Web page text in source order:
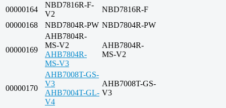
00000164
NBD7816R-F-
V2
NBD7816R-F
00000168
NBD7804R-PW NBD7804R-PW
00000169
AHB7804R-
MS-V2
AHB7804R-
MS-V3
AHB7804R-
MS-V2
00000170
AHB7008T-GS-
V3
AHB7004T-GL-
V4
AHB7008T-GS-
V3